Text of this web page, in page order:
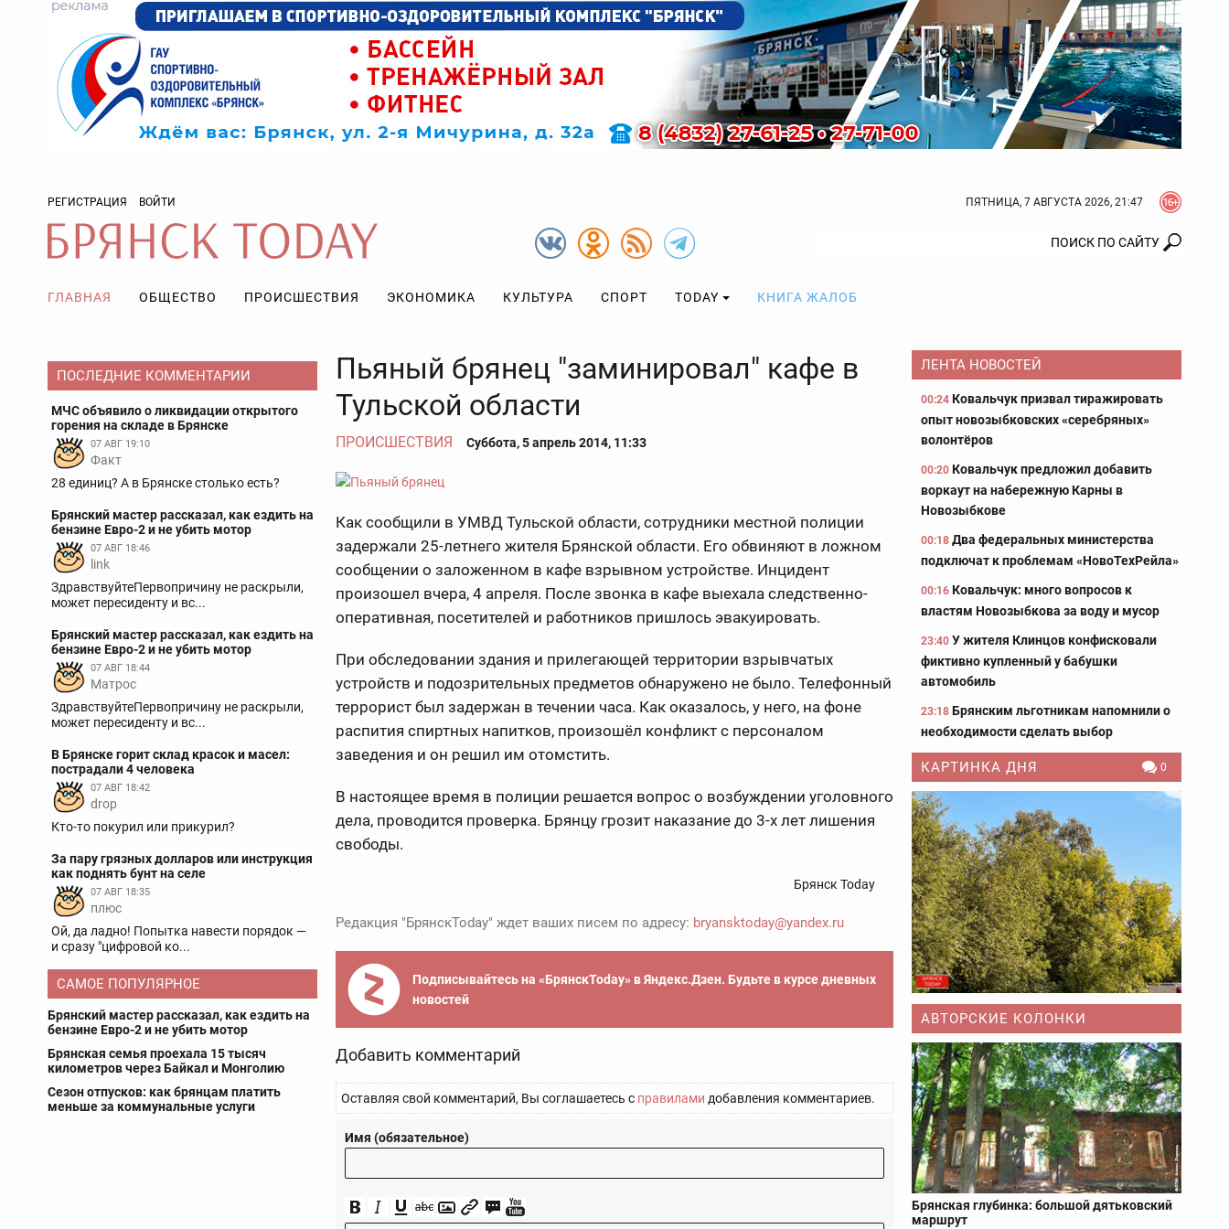
РЕГИСТРАЦИЯ ВОЙТИ ПЯТНИЦА, 7 АВГУСТА 2026, 21:47
ГЛАВНАЯ ОБЩЕСТВО ПРОИСШЕСТВИЯ ЭКОНОМИКА КУЛЬТУРА СПОРТ TODAY КНИГА ЖАЛОБ
ПОСЛЕДНИЕ КОММЕНТАРИИ
МЧС объявило о ликвидации открытого
горения на складе в Брянске
07 АВГ 19:10
Факт
28 единиц? А в Брянске столько есть?
Брянский мастер рассказал, как ездить на
бензине Евро-2 и не убить мотор
07 АВГ 18:46
link
ЗдравствуйтеПервопричину не раскрыли,
может пересиденту и вс...
Брянский мастер рассказал, как ездить на
бензине Евро-2 и не убить мотор
07 АВГ 18:44
Матрос
ЗдравствуйтеПервопричину не раскрыли,
может пересиденту и вс...
В Брянске горит склад красок и масел:
пострадали 4 человека
07 АВГ 18:42
drop
Кто-то покурил или прикурил?
За пару грязных долларов или инструкция
как поднять бунт на селе
07 АВГ 18:35
плюс
Ой, да ладно! Попытка навести порядок —
и сразу "цифровой ко...
САМОЕ ПОПУЛЯРНОЕ
Брянский мастер рассказал, как ездить на
бензине Евро-2 и не убить мотор
Брянская семья проехала 15 тысяч
километров через Байкал и Монголию
Сезон отпусков: как брянцам платить
меньше за коммунальные услуги
Пьяный брянец "заминировал" кафе в
Тульской области
ПРОИСШЕСТВИЯ Суббота, 5 апрель 2014, 11:33
Как сообщили в УМВД Тульской области, сотрудники местной полиции
задержали 25-летнего жителя Брянской области. Его обвиняют в ложном
сообщении о заложенном в кафе взрывном устройстве. Инцидент
произошел вчера, 4 апреля. После звонка в кафе выехала следственно-
оперативная, посетителей и работников пришлось эвакуировать.
При обследовании здания и прилегающей территории взрывчатых
устройств и подозрительных предметов обнаружено не было. Телефонный
террорист был задержан в течении часа. Как оказалось, у него, на фоне
распития спиртных напитков, произошёл конфликт с персоналом
заведения и он решил им отомстить.
В настоящее время в полиции решается вопрос о возбуждении уголовного
дела, проводится проверка. Брянцу грозит наказание до 3-х лет лишения
свободы.
Брянск Today
Редакция "БрянскToday" ждет ваших писем по адресу: bryansktoday@yandex.ru
Подписывайтесь на «БрянскToday» в Яндекс.Дзен. Будьте в курсе дневных
новостей
Добавить комментарий
Оставляя свой комментарий, Вы соглашаетесь с правилами добавления комментариев.
Имя (обязательное)
ЛЕНТА НОВОСТЕЙ
00:24 Ковальчук призвал тиражировать
опыт новозыбковских «серебряных»
волонтёров
00:20 Ковальчук предложил добавить
воркаут на набережную Карны в
Новозыбкове
00:18 Два федеральных министерства
подключат к проблемам «НовоТехРейла»
00:16 Ковальчук: много вопросов к
властям Новозыбкова за воду и мусор
23:40 У жителя Клинцов конфисковали
фиктивно купленный у бабушки
автомобиль
23:18 Брянским льготникам напомнили о
необходимости сделать выбор
КАРТИНКА ДНЯ 0
АВТОРСКИЕ КОЛОНКИ
Брянская глубинка: большой дятьковский
маршрут